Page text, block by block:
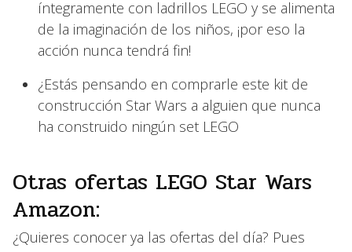
íntegramente con ladrillos LEGO y se alimenta
de la imaginación de los niños, ¡por eso la
acción nunca tendrá fin!
¿Estás pensando en comprarle este kit de
construcción Star Wars a alguien que nunca
ha construido ningún set LEGO
Otras ofertas LEGO Star Wars
Amazon:
¿Quieres conocer ya las ofertas del día? Pues